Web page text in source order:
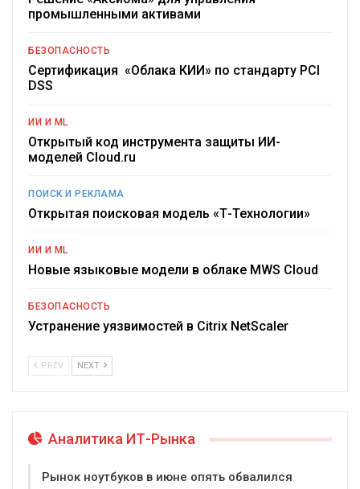
промышленными активами
БЕЗОПАСНОСТЬ
Сертификация «Облака КИИ» по стандарту PCI
DSS
ИИ И ML
Открытый код инструмента защиты ИИ-
моделей Cloud.ru
ПОИСК И РЕКЛАМА
Открытая поисковая модель «Т-Технологии»
ИИ И ML
Новые языковые модели в облаке MWS Cloud
БЕЗОПАСНОСТЬ
Устранение уязвимостей в Citrix NetScaler
PREV NEXT
Аналитика ИТ-Рынка
Рынок ноутбуков в июне опять обвалился